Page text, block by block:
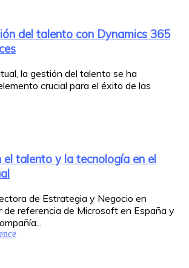
del talento con Dynamics 365
la gestión del talento se ha
crucial para el éxito de las
el talento y la tecnología en el
de Estrategia y Negocio en
de referencia de Microsoft en España y